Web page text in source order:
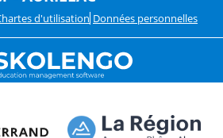
d'utilisation Données personnelles